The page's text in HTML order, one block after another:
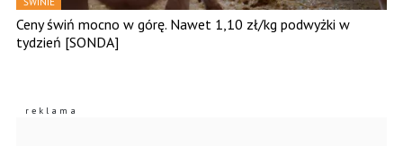
Ceny świń mocno w górę. Nawet 1,10 zł/kg podwyżki w
tydzień [SONDA]